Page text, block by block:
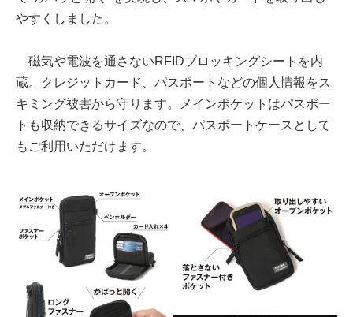
やすくしました。
磁気や電波を通さないRFIDブロッキングシートを内
蔵。クレジットカード、パスポートなどの個人情報をス
キミング被害から守ります。メインポケットはパスポー
トも収納できるサイズなので、パスポートケースとして
もご利用いただけます。